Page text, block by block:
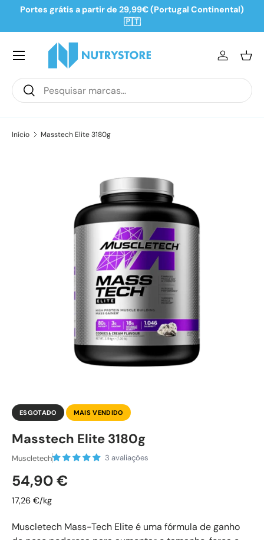
Portes grátis a partir de 29,99€ (Portugal Continental)
🇵🇹
Pesquisar
Pesquisar
Iniciar
Início Masstech Elite 3180g
ESGOTADO MAIS VENDIDO
Masstech Elite 3180g
Muscletech 3 avaliações
Preço normal
54,90 €
17,26 €/kg
Muscletech Mass-Tech Elite é uma fórmula de ganho